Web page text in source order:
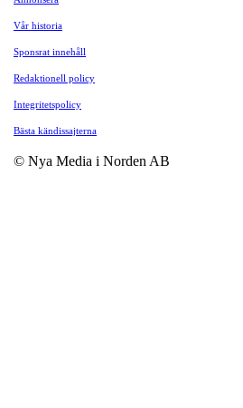
Vår historia
Sponsrat innehåll
Redaktionell policy
Integritetspolicy
Bästa kändissajterna
© Nya Media i Norden AB